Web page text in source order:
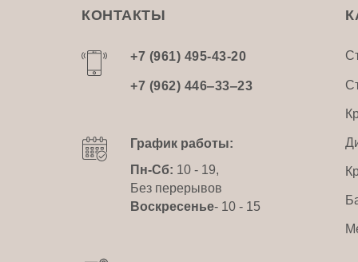
+7 (962) 446‒33‒23
+7 (961) 495-43-20
График работы:
Пн-Сб: 10 - 19,
Без перерывов
Воскресенье- 10 - 15
КОНТАКТЫ